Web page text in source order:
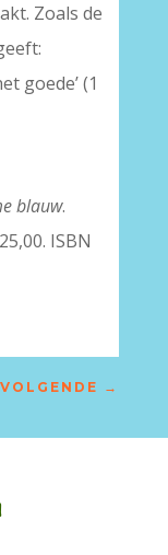
Zoals de
goede’ (1
blauw.
ISBN
VOLGENDE →